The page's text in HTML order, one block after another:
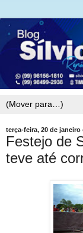
terça-feira, 20 de janeiro
Festejo de
teve até